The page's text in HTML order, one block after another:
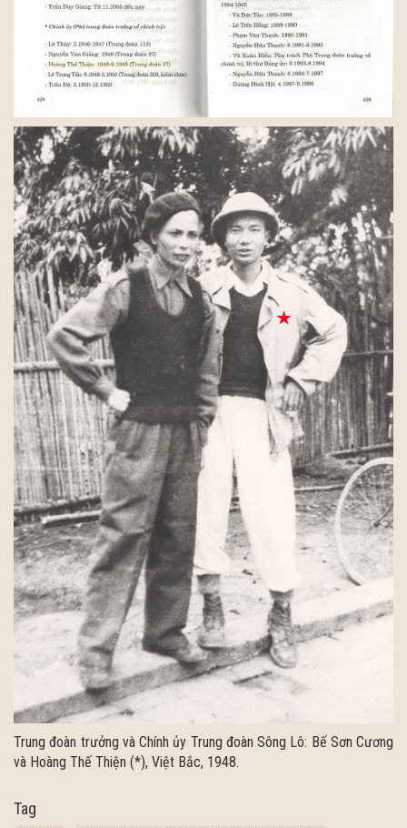
Trung đoàn trưởng và Chính ủy Trung đoàn Sông Lô: Bế Sơn Cương
và Hoàng Thế Thiện (*), Việt Bắc, 1948.
Tag